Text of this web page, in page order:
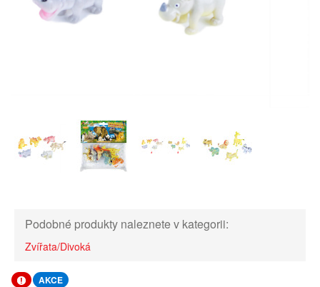
Podobné produkty naleznete v kategorii:
Zvířata/Divoká
AKCE